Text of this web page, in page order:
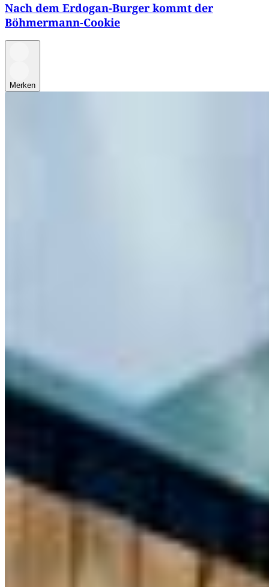
Nach dem Erdogan-Burger kommt der
Böhmermann-Cookie
Merken